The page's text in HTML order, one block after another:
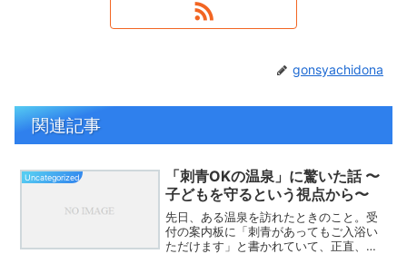
gonsyachidona
関連記事
Uncategorized
「刺青OKの温泉」に驚いた話 〜
子どもを守るという視点から〜
先日、ある温泉を訪れたときのこと。受
付の案内板に「刺青があってもご入浴い
ただけます」と書かれていて、正直、驚